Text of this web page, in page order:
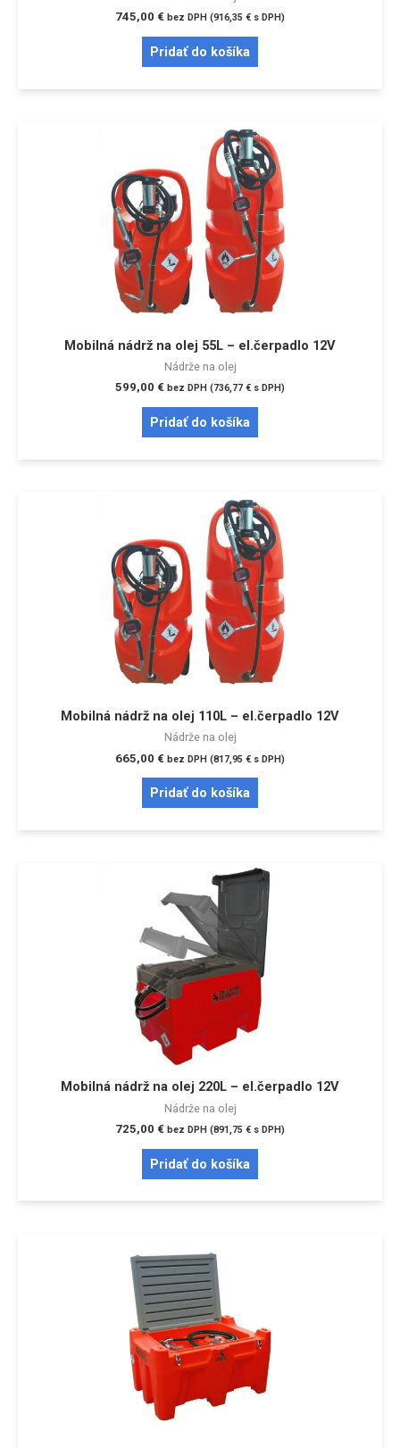
745,00 € bez DPH (916,35 € s DPH)
Pridať do košíka
Mobilná nádrž na olej 55L – el.čerpadlo 12V
Nádrže na olej
599,00 € bez DPH (736,77 € s DPH)
Pridať do košíka
Mobilná nádrž na olej 110L – el.čerpadlo 12V
Nádrže na olej
665,00 € bez DPH (817,95 € s DPH)
Pridať do košíka
Mobilná nádrž na olej 220L – el.čerpadlo 12V
Nádrže na olej
725,00 € bez DPH (891,75 € s DPH)
Pridať do košíka